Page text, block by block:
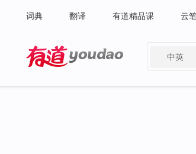
词典 翻译 有道精品课 云
中英